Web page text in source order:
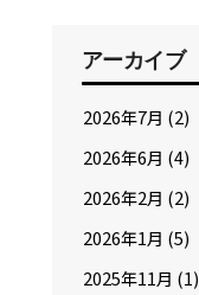
アーカイブ
2026年7月 (2)
2026年6月 (4)
2026年2月 (2)
2026年1月 (5)
2025年11月 (1)